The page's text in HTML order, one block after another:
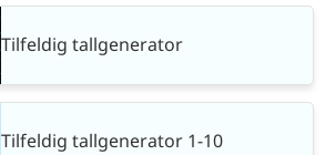
Tilfeldig tallgenerator
Tilfeldig tallgenerator 1-10